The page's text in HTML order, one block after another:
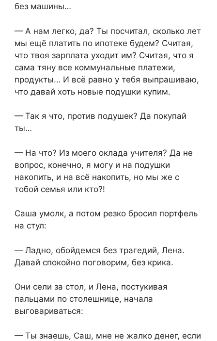
без машины…
— А нам легко, да? Ты посчитал, сколько лет
мы ещё платить по ипотеке будем? Считая,
что твоя зарплата уходит им? Считая, что я
сама тяну все коммунальные платежи,
продукты… И всё равно у тебя выпрашиваю,
что давай хоть новые подушки купим.
— Так я что, против подушек? Да покупай
ты…
— На что? Из моего оклада учителя? Да не
вопрос, конечно, я могу и на подушки
накопить, и на всё накопить, но мы же с
тобой семья или кто?!
Саша умолк, а потом резко бросил портфель
на стул:
— Ладно, обойдемся без трагедий, Лена.
Давай спокойно поговорим, без крика.
Они сели за стол, и Лена, постукивая
пальцами по столешнице, начала
выговариваться:
— Ты знаешь, Саш, мне не жалко денег, если